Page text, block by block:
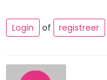
Login of registreer